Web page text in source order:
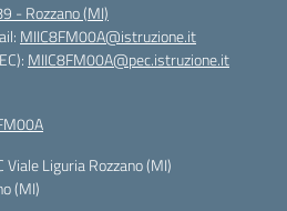
- Rozzano (MI)
MIIC8FM00A@istruzione.it
MIIC8FM00A@pec.istruzione.it
Liguria Rozzano (MI)
(MI)